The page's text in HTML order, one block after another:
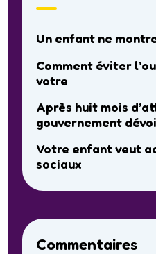
Un enfant ne
Comment éviter
votre
Après huit mois
gouvernement
Votre enfant veut
sociaux
Commentaires